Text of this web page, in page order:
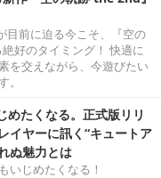
目前に迫る今こそ、『空の
好のタイミング！ 快適に
を交えながら、今遊びたい
たくなる。正式版リリ
イヤーに訊く“キュートア
ぬ魅力とは
いじめたくなる！